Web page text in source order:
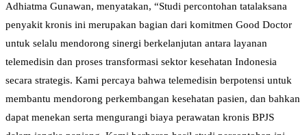
Adhiatma Gunawan, menyatakan, “Studi percontohan tatalaksana
penyakit kronis ini merupakan bagian dari komitmen Good Doctor
untuk selalu mendorong sinergi berkelanjutan antara layanan
telemedisin dan proses transformasi sektor kesehatan Indonesia
secara strategis. Kami percaya bahwa telemedisin berpotensi untuk
membantu mendorong perkembangan kesehatan pasien, dan bahkan
dapat menekan serta mengurangi biaya perawatan kronis BPJS